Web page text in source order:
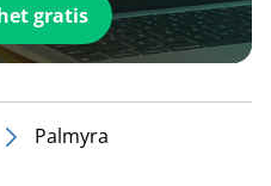
gratis
Palmyra